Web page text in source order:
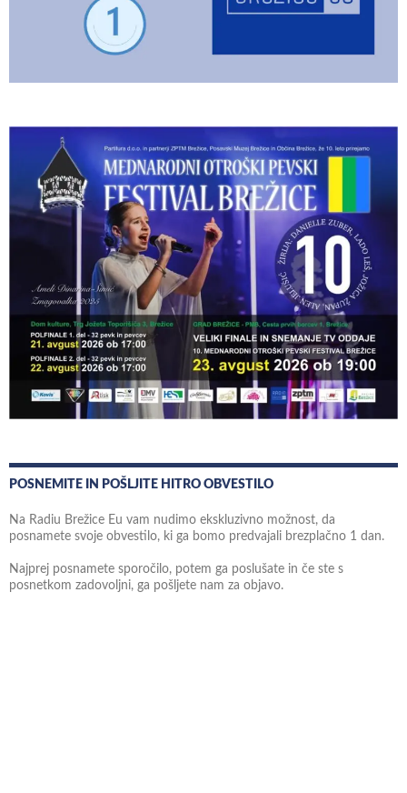
POSNEMITE IN POŠLJITE HITRO OBVESTILO
Na Radiu Brežice Eu vam nudimo ekskluzivno možnost, da
posnamete svoje obvestilo, ki ga bomo predvajali brezplačno 1 dan.
Najprej posnamete sporočilo, potem ga poslušate in če ste s
posnetkom zadovoljni, ga pošljete nam za objavo.